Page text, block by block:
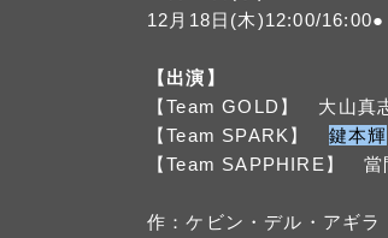
12月18日(木)12:00/16:00●
【出演】
【Team GOLD】 大山真
【Team SPARK】 鍵本輝
【Team SAPPHIRE】
作：ケビン・デル・アギラ